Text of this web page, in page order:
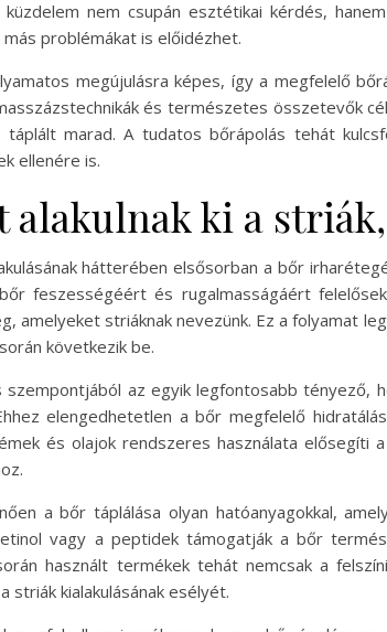
küzdelem nem csupán esztétikai kérdés,
problémákat is előidézhet.
megújulásra képes, így a megfelelő
és természetes összetevők
táplált marad. A tudatos bőrápolás tehát
ellenére is.
ki a
hátterében elsősorban a bőr
feszességéért és rugalmasságáért
amelyeket striáknak nevezünk. Ez a folyamat
következik be.
szempontjából az egyik legfontosabb tényező,
elengedhetetlen a bőr megfelelő
és olajok rendszeres használata elősegíti
a bőr táplálása olyan hatóanyagokkal,
vagy a peptidek támogatják a bőr
használt termékek tehát nemcsak a
striák kialakulásának esélyét.